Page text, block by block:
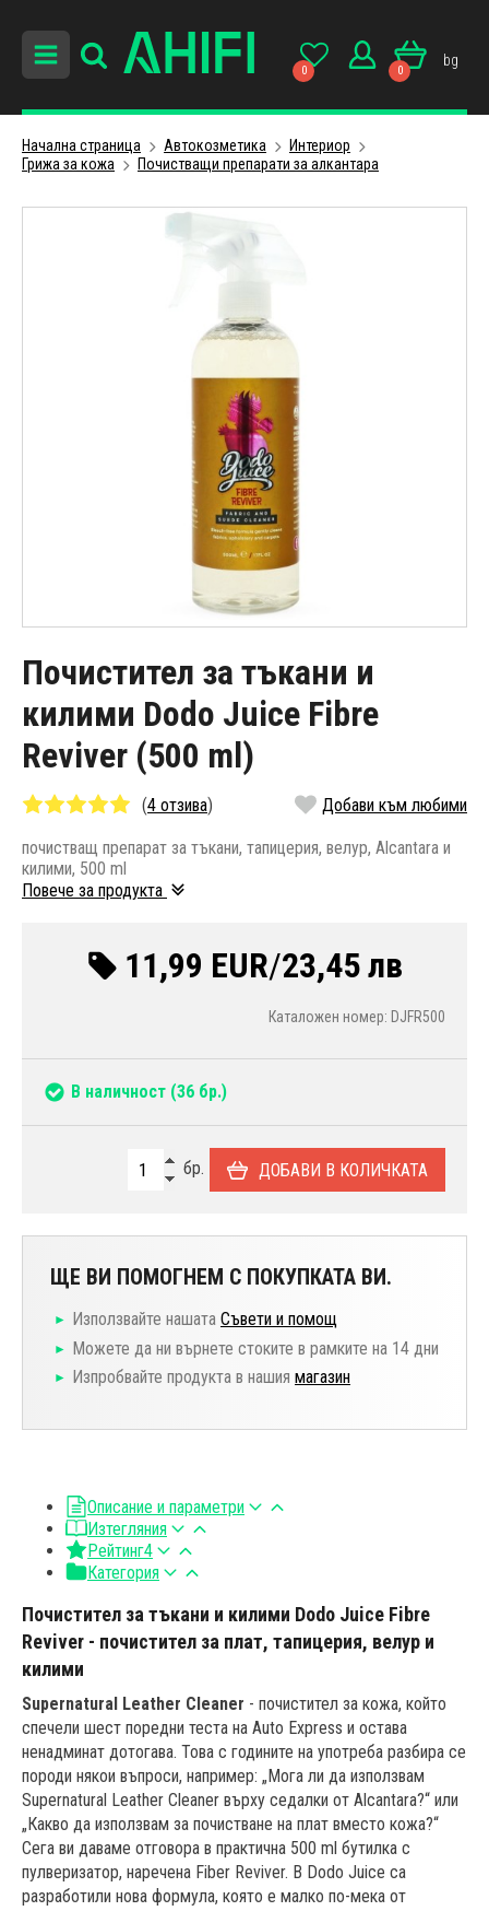
0 0
bg
Начална страница Автокозметика
Интериор
Грижа за кожа
Почистващи препарати за алкантара
Почистител за тъкани и
килими Dodo Juice Fibre
Reviver (500 ml)
(4 отзива) Добави към любими
почистващ препарат за тъкани, тапицерия, велур, Alcantara и
килими, 500 ml
Повече за продукта
11,99 EUR/23,45 лв
Каталожен номер: DJFR500
В наличност (36 бр.)
бр. ДОБАВИ В КОЛИЧКАТА
ЩЕ ВИ ПОМОГНЕМ С ПОКУПКАТА ВИ.
Използвайте нашата Съвети и помощ
Можете да ни върнете стоките в рамките на 14 дни
Изпробвайте продукта в нашия магазин
Описание и параметри
Изтегляния
Рейтинг4
Категория
Почистител за тъкани и килими Dodo Juice Fibre
Reviver - почистител за плат, тапицерия, велур и
килими
Supernatural Leather Cleaner - почистител за кожа, който
спечели шест поредни теста на Auto Express и остава
ненадминат дотогава. Това с годините на употреба разбира се
породи някои въпроси, например: „Мога ли да използвам
Supernatural Leather Cleaner върху седалки от Alcantara?“ или
„Какво да използвам за почистване на плат вместо кожа?“
Сега ви даваме отговора в практична 500 ml бутилка с
пулверизатор, наречена Fiber Reviver. В Dodo Juice са
разработили нова формула, която е малко по-мека от